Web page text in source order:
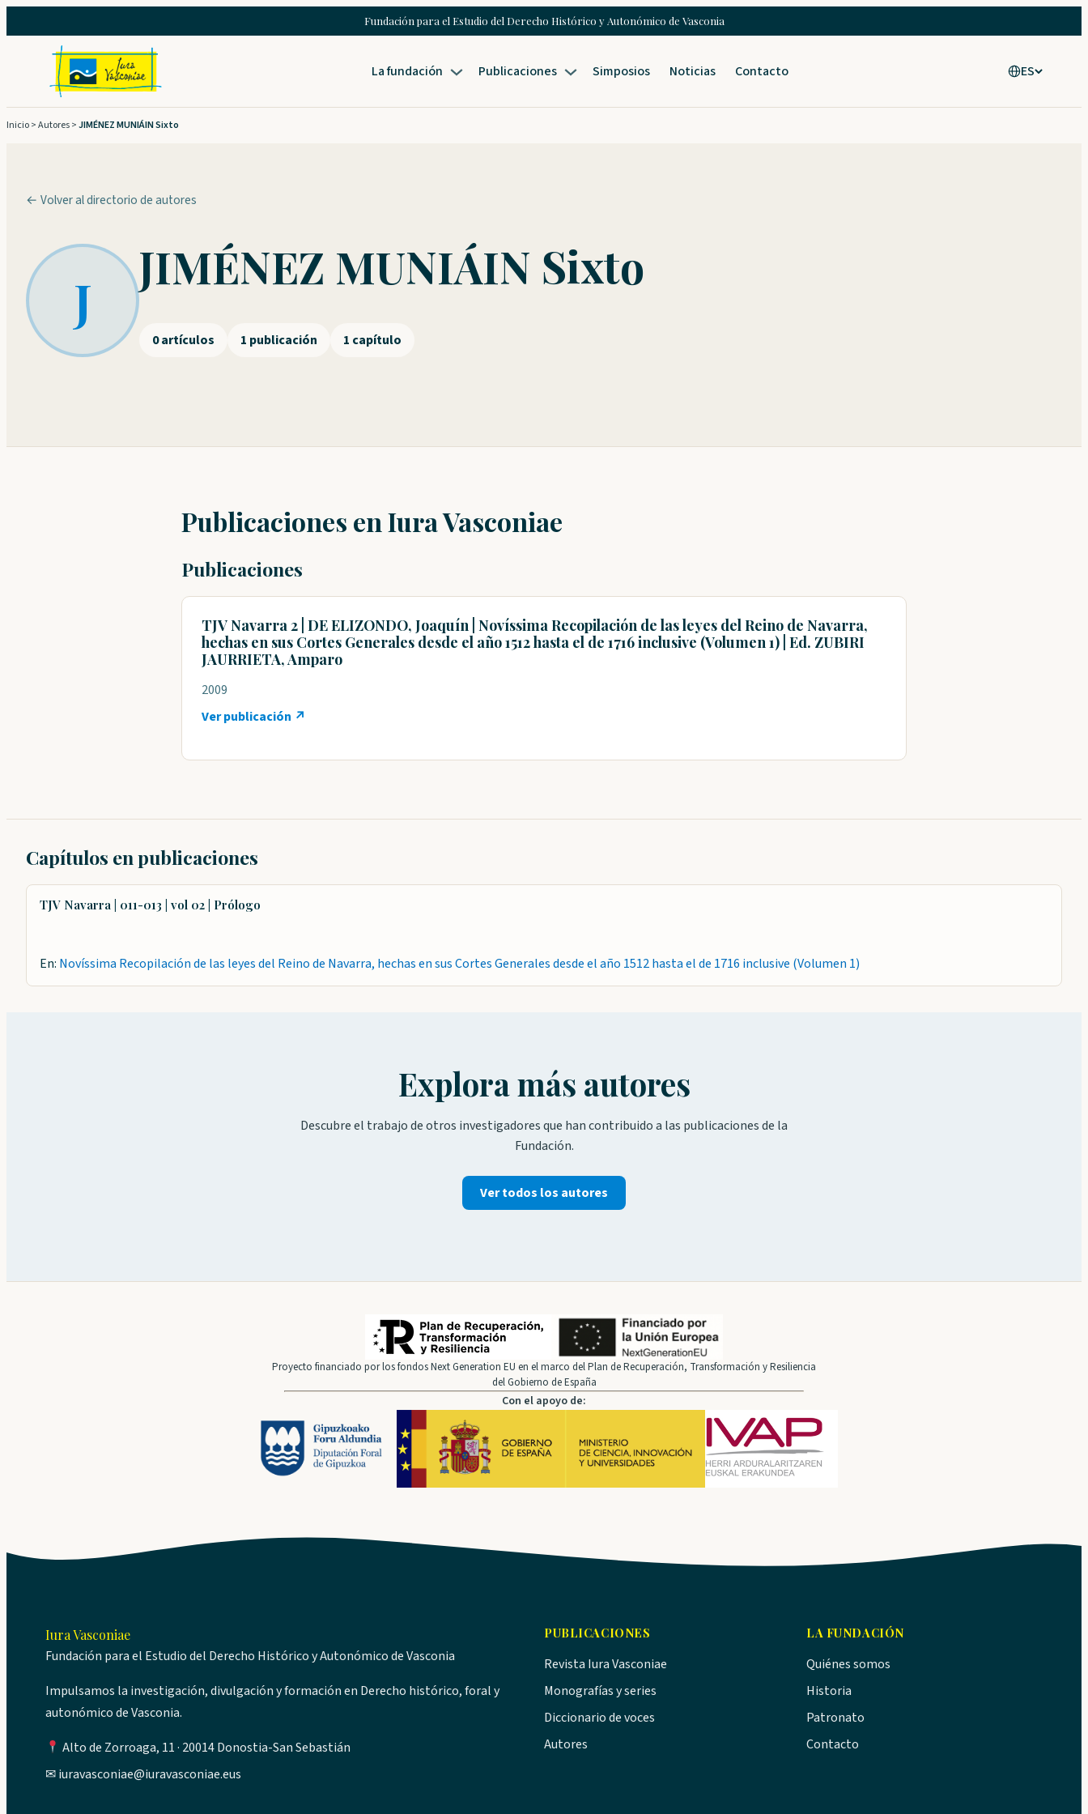
al
contenido
Fundación para el Estudio del Derecho Histórico y Autonómico de Vasconia
La fundación Publicaciones Simposios Noticias Contacto ES
Inicio>Autores>JIMÉNEZ MUNIÁIN Sixto
← Volver al directorio de autores
J
JIMÉNEZ MUNIÁIN Sixto
0 artículos 1 publicación 1 capítulo
Publicaciones en Iura Vasconiae
Publicaciones
TJV Navarra 2 | DE ELIZONDO, Joaquín | Novíssima Recopilación de las leyes del Reino de Navarra,
hechas en sus Cortes Generales desde el año 1512 hasta el de 1716 inclusive (Volumen 1) | Ed. ZUBIRI
JAURRIETA, Amparo
2009
Ver publicación ↗
Capítulos en publicaciones
TJV Navarra | 011-013 | vol 02 | Prólogo
En: Novíssima Recopilación de las leyes del Reino de Navarra, hechas en sus Cortes Generales desde el año 1512 hasta el de 1716 inclusive (Volumen 1)
Explora más autores
Descubre el trabajo de otros investigadores que han contribuido a las publicaciones de la
Fundación.
Ver todos los autores
Proyecto financiado por los fondos Next Generation EU en el marco del Plan de Recuperación, Transformación y Resiliencia
del Gobierno de España
Con el apoyo de:
Iura Vasconiae
Fundación para el Estudio del Derecho Histórico y Autonómico de Vasconia
Impulsamos la investigación, divulgación y formación en Derecho histórico, foral y
autonómico de Vasconia.
Alto de Zorroaga, 11 · 20014 Donostia-San Sebastián
✉iuravasconiae@iuravasconiae.eus
PUBLICACIONES
Revista Iura Vasconiae
Monografías y series
Diccionario de voces
Autores
LA FUNDACIÓN
Quiénes somos
Historia
Patronato
Contacto